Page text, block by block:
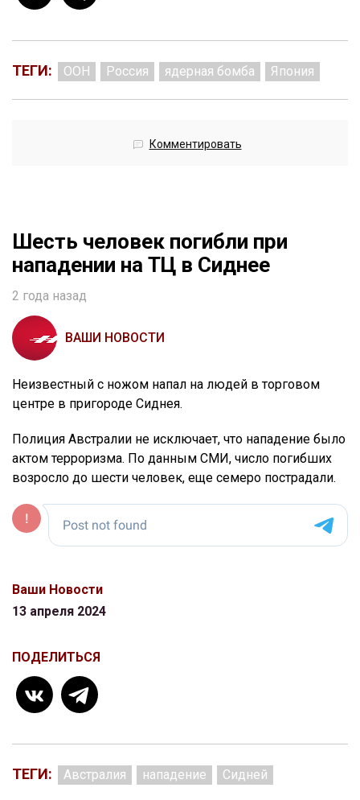
ТЕГИ: ООН Россия ядерная бомба Япония
Комментировать
Шесть человек погибли при
нападении на ТЦ в Сиднее
2 года назад
ВАШИ НОВОСТИ
Неизвестный с ножом напал на людей в торговом
центре в пригороде Сиднея.
Полиция Австралии не исключает, что нападение было
актом терроризма. По данным СМИ, число погибших
возросло до шести человек, еще семеро пострадали.
Ваши Новости
13 апреля 2024
ПОДЕЛИТЬСЯ
ТЕГИ: Австралия нападение Сидней